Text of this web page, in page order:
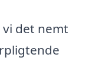
det nemt